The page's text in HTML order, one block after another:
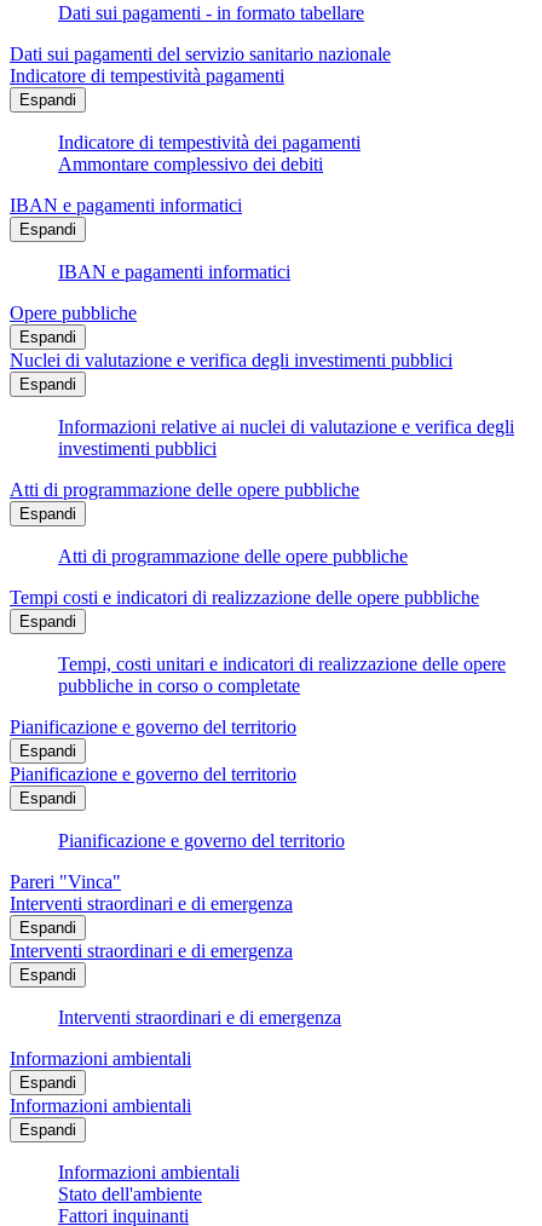
Dati sui pagamenti - in formato tabellare
Dati sui pagamenti del servizio sanitario nazionale
Indicatore di tempestività pagamenti
Espandi
Indicatore di tempestività dei pagamenti
Ammontare complessivo dei debiti
IBAN e pagamenti informatici
Espandi
IBAN e pagamenti informatici
Opere pubbliche
Espandi
Nuclei di valutazione e verifica degli investimenti pubblici
Espandi
Informazioni relative ai nuclei di valutazione e verifica degli
investimenti pubblici
Atti di programmazione delle opere pubbliche
Espandi
Atti di programmazione delle opere pubbliche
Tempi costi e indicatori di realizzazione delle opere pubbliche
Espandi
Tempi, costi unitari e indicatori di realizzazione delle opere
pubbliche in corso o completate
Pianificazione e governo del territorio
Espandi
Pianificazione e governo del territorio
Espandi
Pianificazione e governo del territorio
Pareri "Vinca"
Interventi straordinari e di emergenza
Espandi
Interventi straordinari e di emergenza
Espandi
Interventi straordinari e di emergenza
Informazioni ambientali
Espandi
Informazioni ambientali
Espandi
Informazioni ambientali
Stato dell'ambiente
Fattori inquinanti